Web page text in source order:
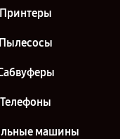
Принтеры
Пылесосы
Телефоны
машины